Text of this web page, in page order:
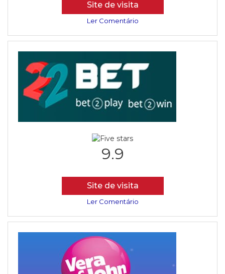
Site de visita
Ler Comentário
9.9
Site de visita
Ler Comentário